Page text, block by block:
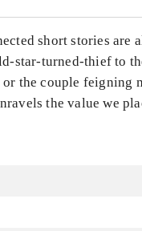
short stories are
star-turned-thief to
the couple feigning
the value we